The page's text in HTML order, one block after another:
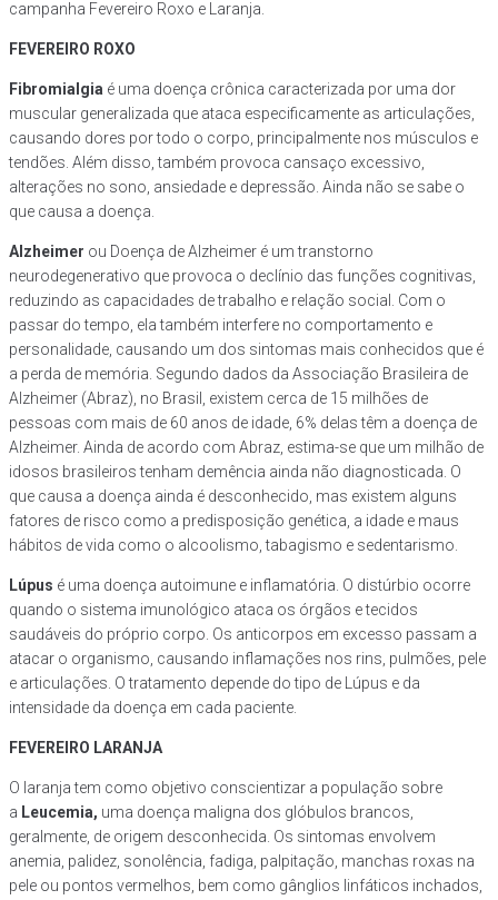
campanha Fevereiro Roxo e Laranja.
FEVEREIRO ROXO
Fibromialgia é uma doença crônica caracterizada por uma dor
muscular generalizada que ataca especificamente as articulações,
causando dores por todo o corpo, principalmente nos músculos e
tendões. Além disso, também provoca cansaço excessivo,
alterações no sono, ansiedade e depressão. Ainda não se sabe o
que causa a doença.
Alzheimer ou Doença de Alzheimer é um transtorno
neurodegenerativo que provoca o declínio das funções cognitivas,
reduzindo as capacidades de trabalho e relação social. Com o
passar do tempo, ela também interfere no comportamento e
personalidade, causando um dos sintomas mais conhecidos que é
a perda de memória. Segundo dados da Associação Brasileira de
Alzheimer (Abraz), no Brasil, existem cerca de 15 milhões de
pessoas com mais de 60 anos de idade, 6% delas têm a doença de
Alzheimer. Ainda de acordo com Abraz, estima-se que um milhão de
idosos brasileiros tenham demência ainda não diagnosticada. O
que causa a doença ainda é desconhecido, mas existem alguns
fatores de risco como a predisposição genética, a idade e maus
hábitos de vida como o alcoolismo, tabagismo e sedentarismo.
Lúpus é uma doença autoimune e inflamatória. O distúrbio ocorre
quando o sistema imunológico ataca os órgãos e tecidos
saudáveis do próprio corpo. Os anticorpos em excesso passam a
atacar o organismo, causando inflamações nos rins, pulmões, pele
e articulações. O tratamento depende do tipo de Lúpus e da
intensidade da doença em cada paciente.
FEVEREIRO LARANJA
O laranja tem como objetivo conscientizar a população sobre
a Leucemia, uma doença maligna dos glóbulos brancos,
geralmente, de origem desconhecida. Os sintomas envolvem
anemia, palidez, sonolência, fadiga, palpitação, manchas roxas na
pele ou pontos vermelhos, bem como gânglios linfáticos inchados,